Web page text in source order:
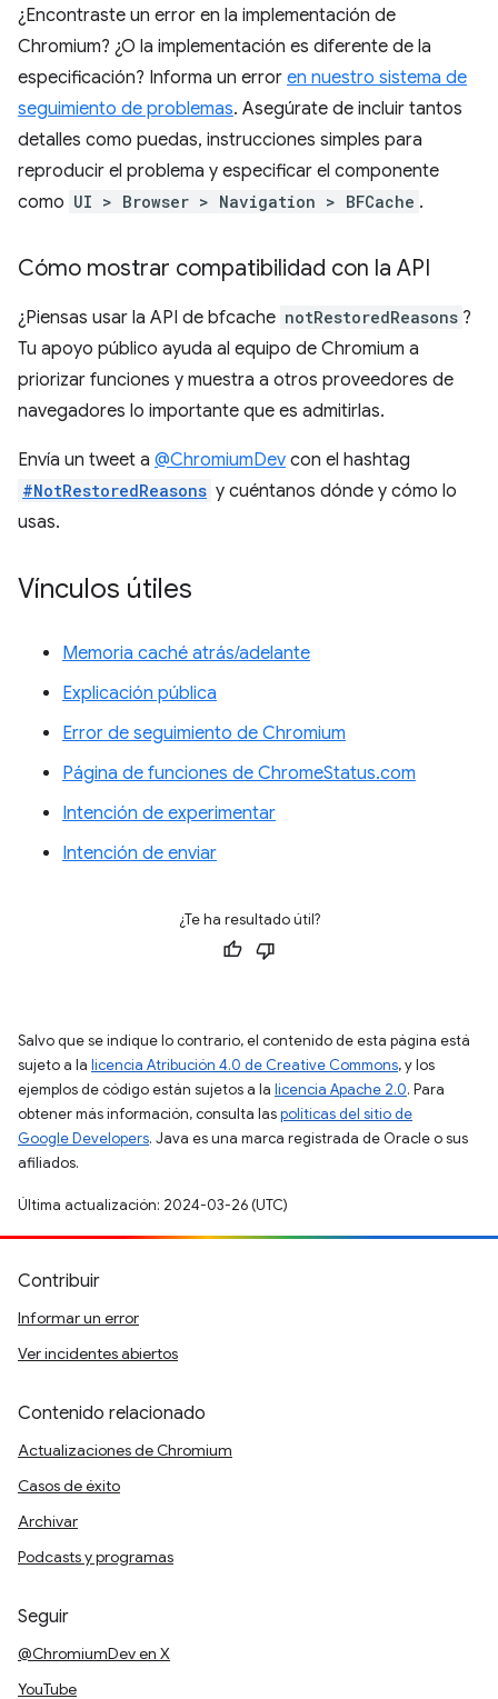
¿Encontraste un error en la implementación de
Chromium? ¿O la implementación es diferente de la
especificación? Informa un error en nuestro sistema de
seguimiento de problemas. Asegúrate de incluir tantos
detalles como puedas, instrucciones simples para
reproducir el problema y especificar el componente
como UI > Browser > Navigation > BFCache .
Cómo mostrar compatibilidad con la API
¿Piensas usar la API de bfcache notRestoredReasons ?
Tu apoyo público ayuda al equipo de Chromium a
priorizar funciones y muestra a otros proveedores de
navegadores lo importante que es admitirlas.
Envía un tweet a @ChromiumDev con el hashtag
#NotRestoredReasons y cuéntanos dónde y cómo lo
usas.
Vínculos útiles
Memoria caché atrás/adelante
Explicación pública
Error de seguimiento de Chromium
Página de funciones de ChromeStatus.com
Intención de experimentar
Intención de enviar
¿Te ha resultado útil?
Salvo que se indique lo contrario, el contenido de esta página está
sujeto a la licencia Atribución 4.0 de Creative Commons, y los
ejemplos de código están sujetos a la licencia Apache 2.0. Para
obtener más información, consulta laspolíticas del sitio de
Google Developers. Java es una marca registrada de Oracle o sus
afiliados.
Última actualización: 2024-03-26 (UTC)
Contribuir
Informar un error
Ver incidentes abiertos
Contenido relacionado
Actualizaciones de Chromium
Casos de éxito
Archivar
Podcasts y programas
Seguir
@ChromiumDev en X
YouTube